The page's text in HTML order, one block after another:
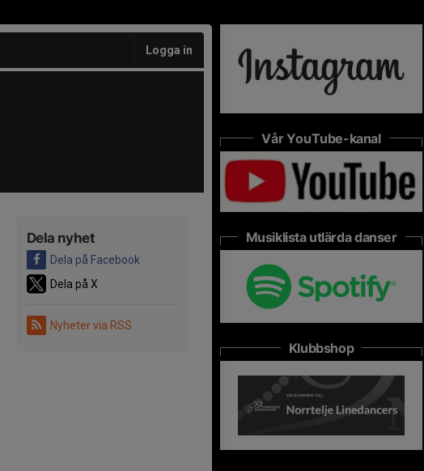
Logga in
Dela nyhet
Dela på Facebook
Dela på X
Nyheter via RSS
Vår YouTube-kanal
Musiklista utlärda danser
Klubbshop